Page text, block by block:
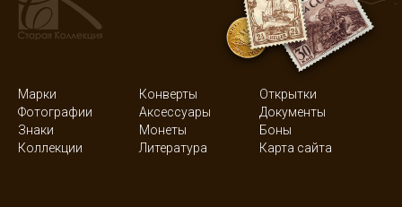
Марки Конверты
Открытки
Фотографии
Аксессуары
Документы
Знаки
Монеты
Боны
Коллекции
Литература Карта сайта